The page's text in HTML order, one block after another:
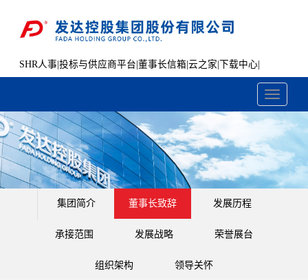
SHR人事 投标与供应商平台 董事长信箱 云之家 下载中心
Toggle
集团简介 董事长致辞 发展历程
承接范围 发展战略 荣誉展台
组织架构 领导关怀